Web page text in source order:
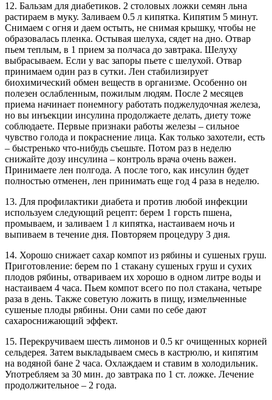
12. Бальзам для диабетиков. 2 столовых ложки семян льна
растираем в муку. Заливаем 0.5 л кипятка. Кипятим 5 минут.
Снимаем с огня и даем остыть, не снимая крышку, чтобы не
образовалась пленка. Остывая шелуха, сядет на дно. Отвар
пьем теплым, в 1 прием за полчаса до завтрака. Шелуху
выбрасываем. Если у вас запоры пьете с шелухой. Отвар
принимаем один раз в сутки. Лен стабилизирует
биохимический обмен веществ в организме. Особенно он
полезен ослабленным, пожилым людям. После 2 месяцев
приема начинает понемногу работать поджелудочная железа,
но вы инъекции инсулина продолжаете делать, диету тоже
соблюдаете. Первые признаки работы железы – сильное
чувство голода и покраснение лица. Как только захотели, есть
– быстренько что-нибудь съешьте. Потом раз в неделю
снижайте дозу инсулина – контроль врача очень важен.
Принимаете лен полгода. А после того, как инсулин будет
полностью отменен, лен принимать еще год 4 раза в неделю.
13. Для профилактики диабета и против любой инфекции
используем следующий рецепт: берем 1 горсть пшена,
промываем, и заливаем 1 л кипятка, настаиваем ночь и
выпиваем в течение дня. Повторяем процедуру 3 дня.
14. Хорошо снижает сахар компот из рябины и сушеных груш.
Приготовление: берем по 1 стакану сушеных груш и сухих
плодов рябины, отвариваем их хорошо в одном литре воды и
настаиваем 4 часа. Пьем компот всего по пол стакана, четыре
раза в день. Также советую ложить в пищу, измельченные
сушеные плоды рябины. Они сами по себе дают
сахароснижающий эффект.
15. Перекручиваем шесть лимонов и 0.5 кг очищенных корней
сельдерея. Затем выкладываем смесь в кастрюлю, и кипятим
на водяной бане 2 часа. Охлаждаем и ставим в холодильник.
Употребляем за 30 мин. до завтрака по 1 ст. ложке. Лечение
продолжительное – 2 года.